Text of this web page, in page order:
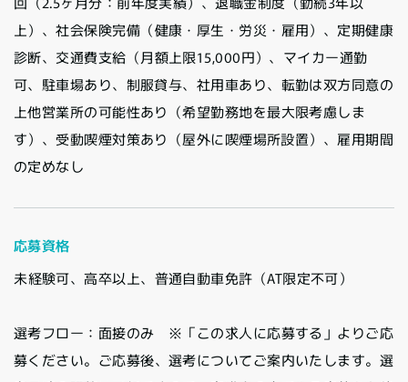
上）、社会保険完備（健康・厚生・労災・雇用）、定期健康
診断、交通費支給（月額上限15,000円）、マイカー通勤
可、駐車場あり、制服貸与、社用車あり、転勤は双方同意の
上他営業所の可能性あり（希望勤務地を最大限考慮しま
す）、受動喫煙対策あり（屋外に喫煙場所設置）、雇用期間
の定めなし
応募資格
未経験可、高卒以上、普通自動車免許（AT限定不可）
選考フロー：面接のみ ※「この求人に応募する」よりご応
募ください。ご応募後、選考についてご案内いたします。選